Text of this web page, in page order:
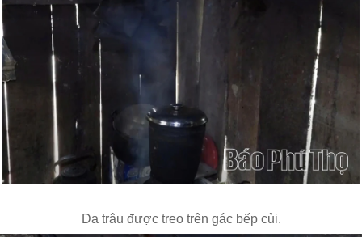
Da trâu được treo trên gác bếp củi.